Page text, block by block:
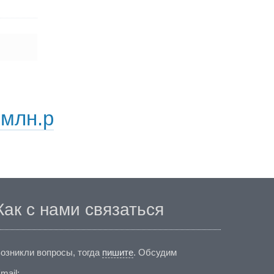
с нами связаться
вопросы, тогда пишите. Обсудим